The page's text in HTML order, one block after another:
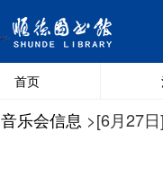
首页
音乐会信息 >[6月27